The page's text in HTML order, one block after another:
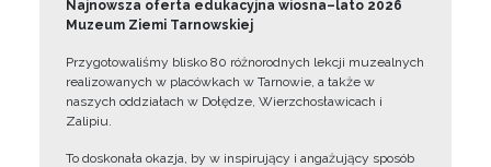
Najnowsza oferta edukacyjna wiosna–lato 2026
Muzeum Ziemi Tarnowskiej
Przygotowaliśmy blisko 80 różnorodnych lekcji muzealnych
realizowanych w placówkach w Tarnowie, a także w
naszych oddziałach w Dołędze, Wierzchosławicach i
Zalipiu.
To doskonała okazja, by w inspirujący i angażujący sposób